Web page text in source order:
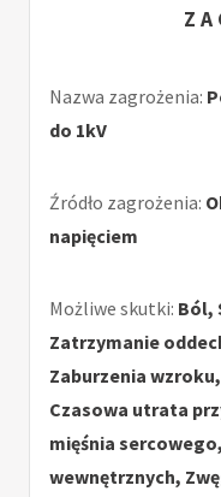
Nazwa zagrożenia:
do 1kV
Źródło zagrożenia:
napięciem
Możliwe skutki: Ból,
Zatrzymanie
Zaburzenia
Czasowa utrata
mięśnia
wewnętrznych,